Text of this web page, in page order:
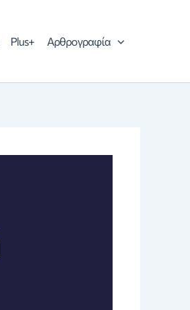
Plus+ Αρθρογραφία